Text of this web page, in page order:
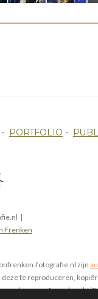
- PORTFOLIO -
|
Frenken
fotografie.nl zijn
te reproduceren,
zonder voorafgaande